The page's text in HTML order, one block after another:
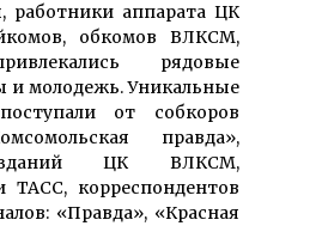
работники аппарата ЦК
обкомов ВЛКСМ,
рядовые
и молодежь. Уникальные
от собкоров
правда»,
ЦК ВЛКСМ,
ТАСС, корреспондентов
«Правда», «Красная